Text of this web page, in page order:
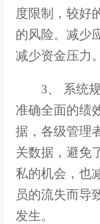
度限制，较好
的风险。减少
减少资金压力。
3、 系统规
准确全面的绩
据，各级管理
关数据，避免
私的机会，也
员的流失而导
发生。